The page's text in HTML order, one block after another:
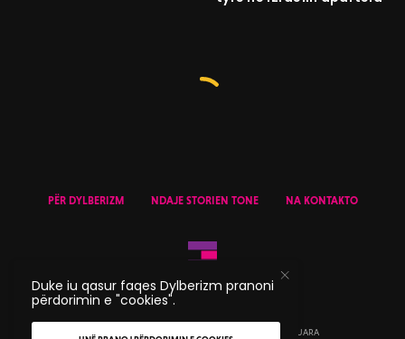
PËR DYLBERIZM NDAJE STORIEN TONE NA KONTAKTO
© 2020 DYLBERIZM - TË GJITHA TË DREJTAT E REZERVUARA
Duke iu qasur faqes Dylberizm pranoni
përdorimin e "cookies".